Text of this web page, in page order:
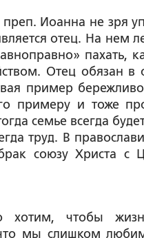
преп. Иоанна не зря
отец. На нем
пахать,
Отец обязан в
пример
примеру и тоже
семье всегда
труд. В
союзу Христа с
чтобы
мы слишком